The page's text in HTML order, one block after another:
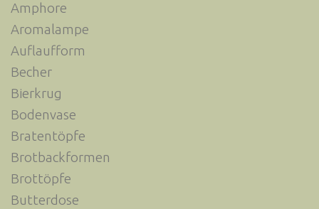
Amphore
Aromalampe
Auflaufform
Becher
Bierkrug
Bodenvase
Bratentöpfe
Brotbackformen
Brottöpfe
Butterdose